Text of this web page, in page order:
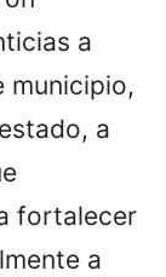
a
municipio,
a
fortalecer
a